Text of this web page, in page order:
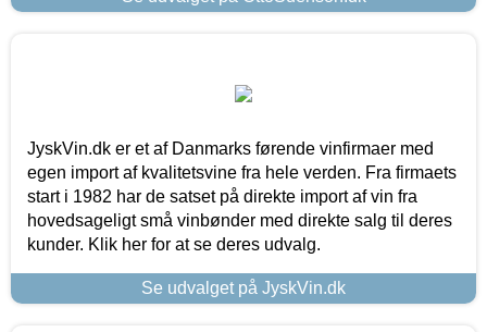
JyskVin.dk er et af Danmarks førende vinfirmaer med
egen import af kvalitetsvine fra hele verden. Fra firmaets
start i 1982 har de satset på direkte import af vin fra
hovedsageligt små vinbønder med direkte salg til deres
kunder. Klik her for at se deres udvalg.
Se udvalget på JyskVin.dk